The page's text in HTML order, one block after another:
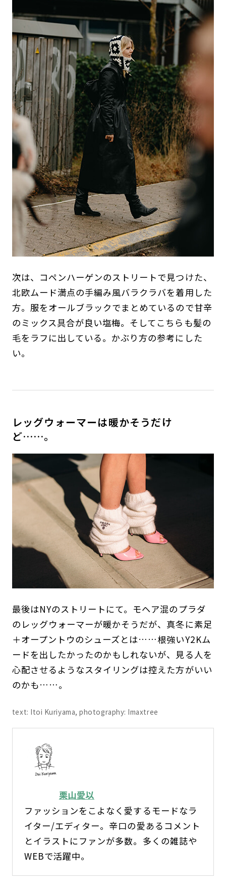
次は、コペンハーゲンのストリートで見つけた、
北欧ムード満点の手編み風バラクラバを着用した
方。服をオールブラックでまとめているので甘辛
のミックス具合が良い塩梅。そしてこちらも髪の
毛をラフに出している。かぶり方の参考にした
い。
レッグウォーマーは暖かそうだけ
ど……。
最後はNYのストリートにて。モヘア混のプラダ
のレッグウォーマーが暖かそうだが、真冬に素足
＋オープントウのシューズとは……根強いY2Kム
ードを出したかったのかもしれないが、見る人を
心配させるようなスタイリングは控えた方がいい
のかも……。
text: Itoi Kuriyama, photography: Imaxtree
栗山愛以
ファッションをこよなく愛するモードなラ
イター/エディター。辛口の愛あるコメント
とイラストにファンが多数。多くの雑誌や
WEBで活躍中。